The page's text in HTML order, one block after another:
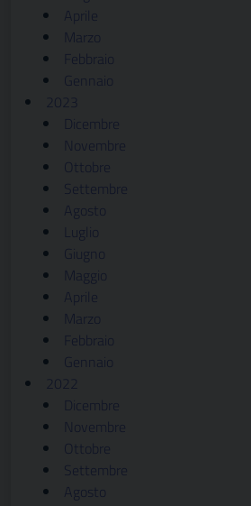
Aprile
Marzo
Febbraio
Gennaio
2023
Dicembre
Novembre
Ottobre
Settembre
Agosto
Luglio
Giugno
Maggio
Aprile
Marzo
Febbraio
Gennaio
2022
Dicembre
Novembre
Ottobre
Settembre
Agosto